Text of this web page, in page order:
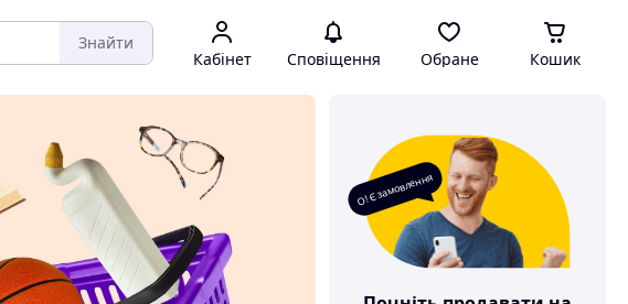
Знайти
Кабінет Сповіщення Обране Кошик
О! Є замовлення